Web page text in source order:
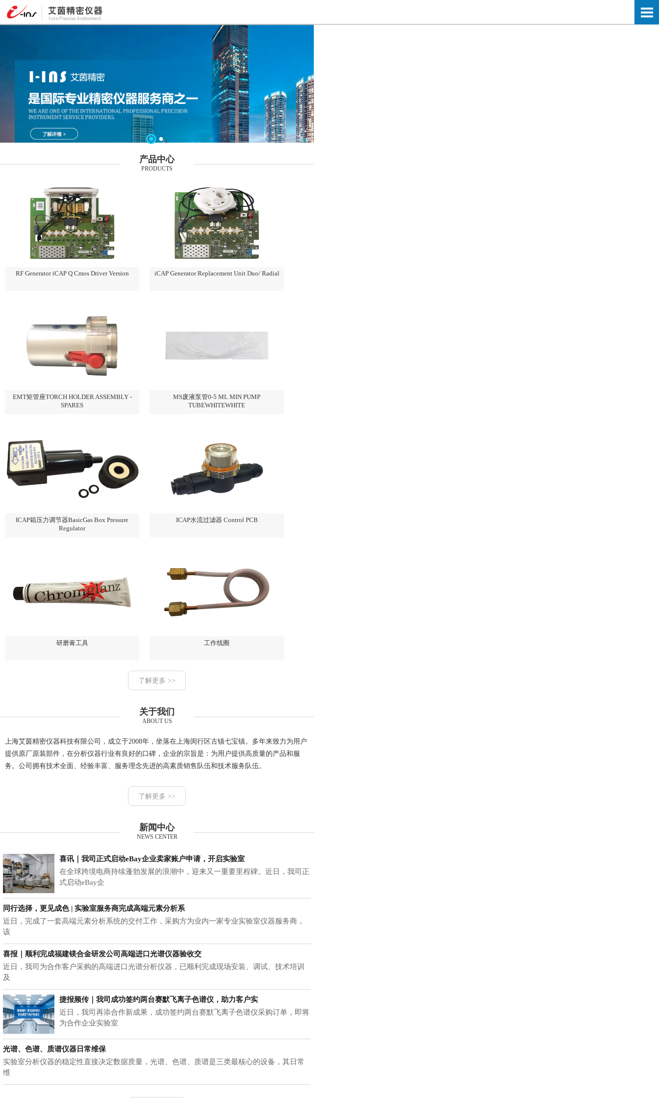
产品中心
PRODUCTS
RF Generator iCAP Q Cmos Driver Version iCAP Generator Replacement Unit Duo/ Radial
EMT矩管座TORCH HOLDER ASSEMBLY -
SPARES
MS废液泵管0-5 ML MIN PUMP
TUBEWHITEWHITE
ICAP箱压力调节器BasicGas Box Pressure
Regulator
ICAP水流过滤器 Control PCB
研磨膏工具 工作线圈
了解更多 >>
关于我们
ABOUT US
上海艾茵精密仪器科技有限公司，成立于2008年，坐落在上海闵行区古镇七宝镇。多年来致力为用户
提供原厂原装部件，在分析仪器行业有良好的口碑，企业的宗旨是：为用户提供高质量的产品和服
务。公司拥有技术全面、经验丰富、服务理念先进的高素质销售队伍和技术服务队伍。
了解更多 >>
新闻中心
NEWS CENTER
喜讯｜我司正式启动eBay企业卖家账户申请，开启实验室
在全球跨境电商持续蓬勃发展的浪潮中，迎来又一重要里程碑。近日，我司正
式启动eBay企
同行选择，更见成色 | 实验室服务商完成高端元素分析系
近日，完成了一套高端元素分析系统的交付工作，采购方为业内一家专业实验室仪器服务商，
该
喜报｜顺利完成福建镁合金研发公司高端进口光谱仪器验收交
近日，我司为合作客户采购的高端进口光谱分析仪器，已顺利完成现场安装、调试、技术培训
及
捷报频传｜我司成功签约两台赛默飞离子色谱仪，助力客户实
近日，我司再添合作新成果，成功签约两台赛默飞离子色谱仪采购订单，即将
为合作企业实验室
光谱、色谱、质谱仪器日常维保
实验室分析仪器的稳定性直接决定数据质量，光谱、色谱、质谱是三类最核心的设备，其日常
维